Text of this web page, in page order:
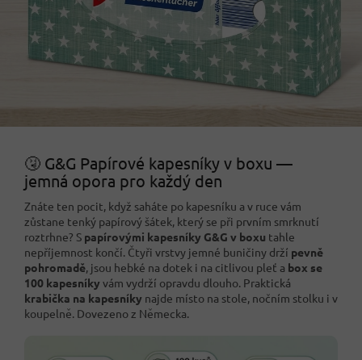
🤧 G&G Papírové kapesníky v boxu —
jemná opora pro každý den
Znáte ten pocit, když saháte po kapesníku a v ruce vám
zůstane tenký papírový šátek, který se při prvním smrknutí
roztrhne? S papírovými kapesníky G&G v boxu tahle
nepříjemnost končí. Čtyři vrstvy jemné buničiny drží pevně
pohromadě, jsou hebké na dotek i na citlivou pleť a box se
100 kapesníky vám vydrží opravdu dlouho. Praktická
krabička na kapesníky najde místo na stole, nočním stolku i v
koupelně. Dovezeno z Německa.